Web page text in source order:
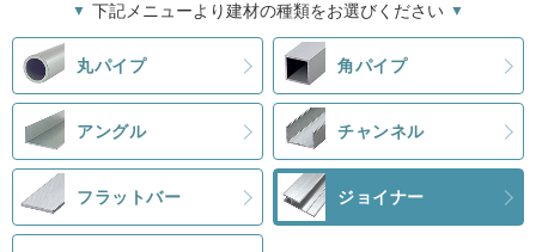
▼ 下記メニューより建材の種類をお選びください ▼
丸パイプ 角パイプ
アングル チャンネル
フラットバー ジョイナー